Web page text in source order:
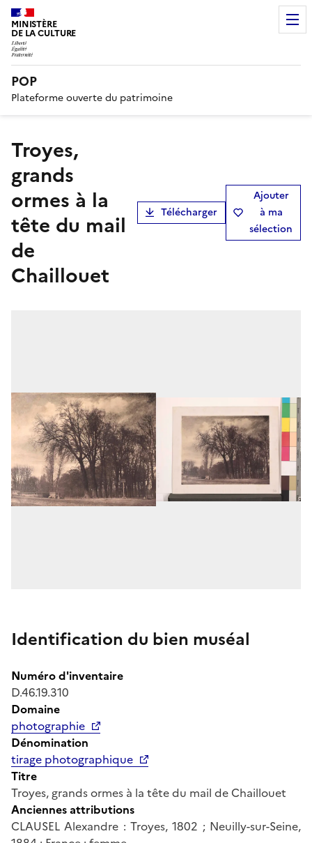
MINISTÈRE
DE LA CULTURE
POP
Plateforme ouverte du patrimoine
Troyes,
grands
ormes à la
tête du mail
de
Chaillouet
Télécharger
Ajouter
à ma
sélection
Identification du bien muséal
Numéro d'inventaire
D.46.19.310
Domaine
photographie
Dénomination
tirage photographique
Titre
Troyes, grands ormes à la tête du mail de Chaillouet
Anciennes attributions
CLAUSEL Alexandre : Troyes, 1802 ; Neuilly-sur-Seine,